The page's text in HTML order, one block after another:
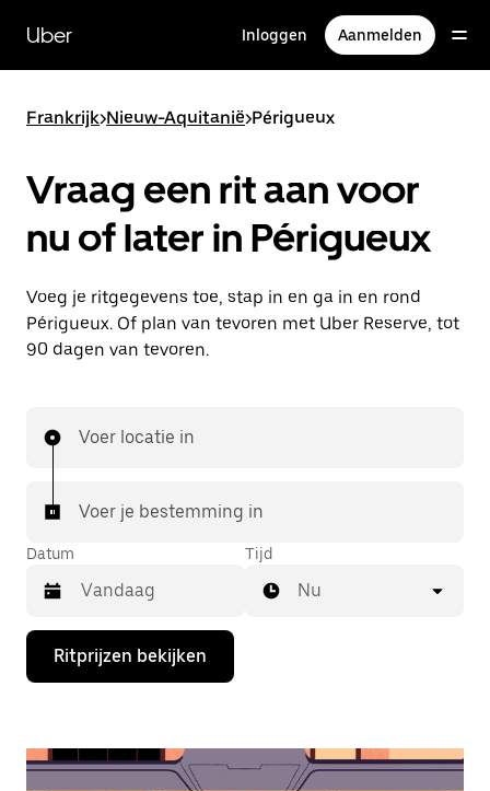
naar
hoofdinhoud
Uber Inloggen Aanmelden
Frankrijk>Nieuw-Aquitanië>Périgueux
Vraag een rit aan voor
nu of later in Périgueux
Voeg je ritgegevens toe, stap in en ga in en rond
Périgueux. Of plan van tevoren met Uber Reserve, tot
90 dagen van tevoren.
Voer locatie in
Voer je bestemming in
Datum
Druk
de
de
Tijd
Nu
Ritprijzen bekijken